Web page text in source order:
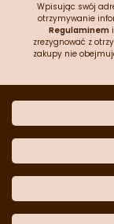
Wpisując swój
otrzymywanie
Regulaminem i
zrezygnować z
zakupy nie